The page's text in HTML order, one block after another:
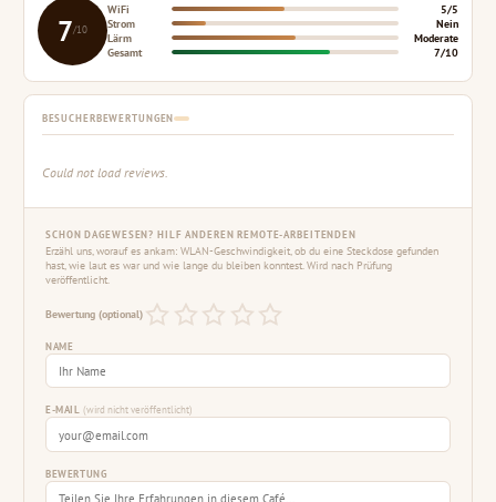
7/10
WiFi
5/5
Strom
Nein
Lärm
Moderate
Gesamt
7/10
BESUCHERBEWERTUNGEN
Could not load reviews.
SCHON DAGEWESEN? HILF ANDEREN REMOTE-ARBEITENDEN
Erzähl uns, worauf es ankam: WLAN-Geschwindigkeit, ob du eine Steckdose gefunden
hast, wie laut es war und wie lange du bleiben konntest. Wird nach Prüfung
veröffentlicht.
Bewertung (optional)
NAME
E-MAIL(wird nicht veröffentlicht)
BEWERTUNG